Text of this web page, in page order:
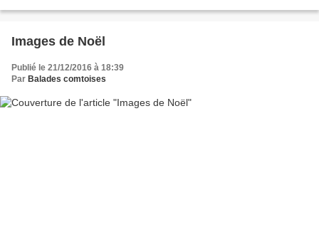
Images de Noël
Publié le 21/12/2016 à 18:39
Par Balades comtoises